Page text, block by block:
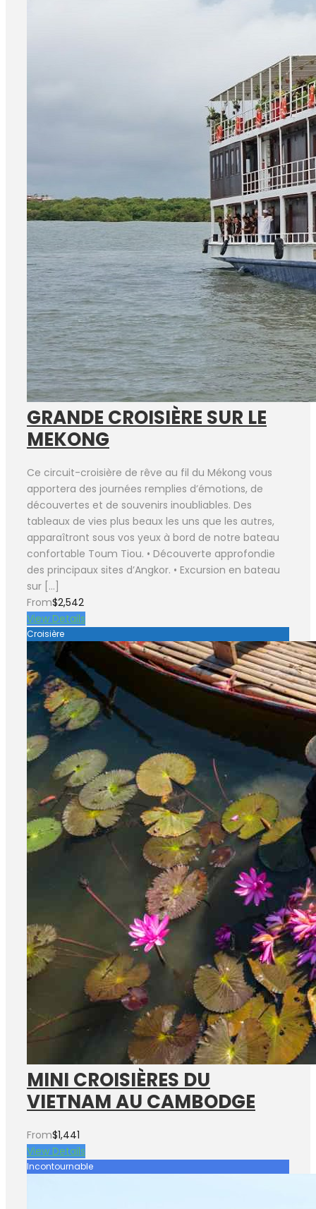
GRANDE CROISIÈRE SUR LE
MEKONG
Ce circuit-croisière de rêve au fil du Mékong vous
apportera des journées remplies d’émotions, de
découvertes et de souvenirs inoubliables. Des
tableaux de vies plus beaux les uns que les autres,
apparaîtront sous vos yeux à bord de notre bateau
confortable Toum Tiou. • Découverte approfondie
des principaux sites d’Angkor. • Excursion en bateau
sur […]
From$2,542
View Details
Croisière
MINI CROISIÈRES DU
VIETNAM AU CAMBODGE
From$1,441
View Details
Incontournable